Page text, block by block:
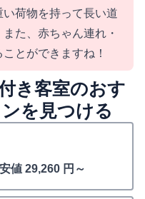
荷物を持って長い道
た、赤ちゃん連れ・
とができますね！
き客室のおす
を見つける
値 29,260 円～